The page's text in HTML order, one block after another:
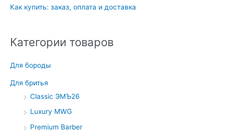
Как купить: заказ, оплата и доставка
Категории товаров
Для бороды
Для бритья
Classic ЭМЪ26
Luxury MWG
Premium Barber